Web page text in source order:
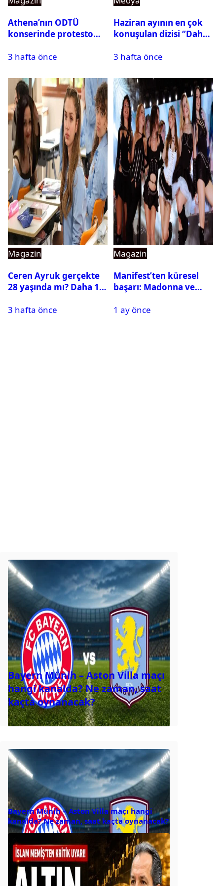
Athena’nın ODTÜ
konserinde protesto
3 hafta önce
Haziran ayının en çok
konuşulan dizisi ‘’Daha
3 hafta önce
Magazin
Ceren Ayruk gerçekte
28 yaşında mı? Daha 17
3 hafta önce
Magazin
Manifest’ten küresel
başarı: Madonna ve
bıraktı
1 ay önce
Bayern Münih – Aston Villa maçı
hangi kanalda? Ne zaman, saat
kaçta oynanacak?
Bayern Münih – Aston Villa maçı hangi
kanalda? Ne zaman, saat kaçta oynanacak?